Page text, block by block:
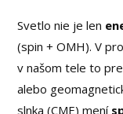
Svetlo nie je len
(spin + OMH). V
v našom tele to
alebo
slnka (CME) mení